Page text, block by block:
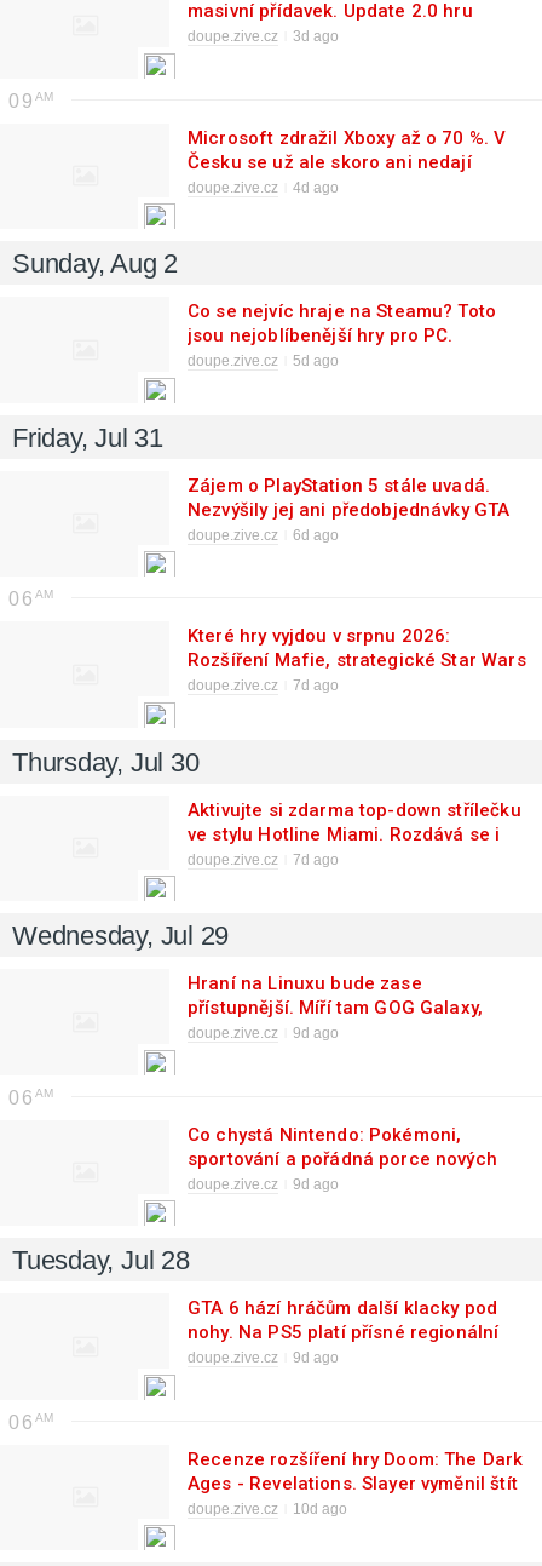
masivní přídavek. Update 2.0 hru
přesune na novější verzi enginu
doupe.zive.cz 3d ago
09
Microsoft zdražil Xboxy až o 70 %. V
Česku se už ale skoro ani nedají
koupit
doupe.zive.cz 4d ago
Sunday, Aug 2
Co se nejvíc hraje na Steamu? Toto
jsou nejoblíbenější hry pro PC.
Aktualizace srpen 2026
doupe.zive.cz 5d ago
Friday, Jul 31
Zájem o PlayStation 5 stále uvadá.
Nezvýšily jej ani předobjednávky GTA
6
doupe.zive.cz 6d ago
06
Které hry vyjdou v srpnu 2026:
Rozšíření Mafie, strategické Star Wars
a 16 dalších novinek
doupe.zive.cz 7d ago
Thursday, Jul 30
Aktivujte si zdarma top-down střílečku
ve stylu Hotline Miami. Rozdává se i
tahová výprava do podzemí
doupe.zive.cz 7d ago
Wednesday, Jul 29
Hraní na Linuxu bude zase
přístupnější. Míří tam GOG Galaxy,
hlavní rival Steamu
doupe.zive.cz 9d ago
06
Co chystá Nintendo: Pokémoni,
sportování a pořádná porce nových
RPGček
doupe.zive.cz 9d ago
Tuesday, Jul 28
GTA 6 hází hráčům další klacky pod
nohy. Na PS5 platí přísné regionální
zámky
doupe.zive.cz 9d ago
06
Recenze rozšíření hry Doom: The Dark
Ages - Revelations. Slayer vyměnil štít
za kopí a znovu nabral tempo
doupe.zive.cz 10d ago